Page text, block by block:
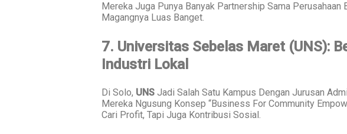
Mereka Juga Punya Banyak Partnership Sama Perusahaan
Magangnya Luas Banget.
7. Universitas Sebelas Maret (UNS):
Industri Lokal
Di Solo, UNS Jadi Salah Satu Kampus Dengan Jurusan
Mereka Ngusung Konsep “Business For Community
Cari Profit, Tapi Juga Kontribusi Sosial.